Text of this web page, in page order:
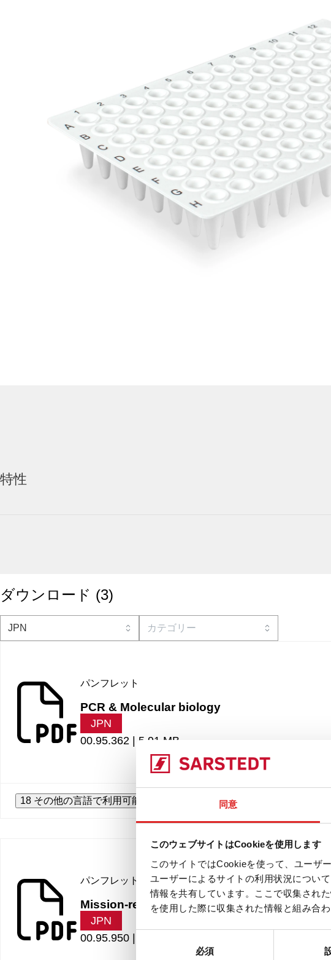
同意
このウェブサイトはCookieを使用します
このサイトではCookieを使って、ユーザ
ユーザーによるサイトの利用状況につい
情報を共有しています。ここで収集され
を使用した際に収集された情報と組み合
必須
特性
ダウンロード (3)
パンフレット
PCR & Molecular biology
JPN
00.95.362 | 5.91 MB
18 その他の言語で利用可能
パンフレット
Mission-ready materials
JPN
00.95.950 |